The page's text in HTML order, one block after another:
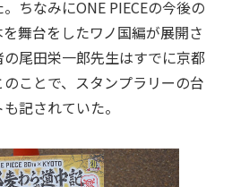
ちなみにONE PIECEの今後の
舞台をしたワノ国編が展開さ
尾田栄一郎先生はすでに京都
ことで、スタンプラリーの台
記されていた。